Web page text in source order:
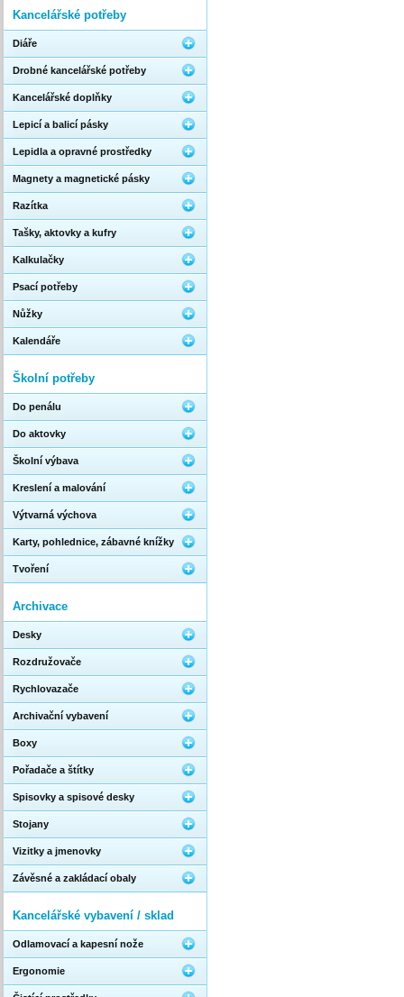
Kancelářské potřeby
Diáře
Drobné kancelářské potřeby
Kancelářské doplňky
Lepicí a balicí pásky
Lepidla a opravné prostředky
Magnety a magnetické pásky
Razítka
Tašky, aktovky a kufry
Kalkulačky
Psací potřeby
Nůžky
Kalendáře
Školní potřeby
Do penálu
Do aktovky
Školní výbava
Kreslení a malování
Výtvarná výchova
Karty, pohlednice, zábavné knížky
Tvoření
Archivace
Desky
Rozdružovače
Rychlovazače
Archivační vybavení
Boxy
Pořadače a štítky
Spisovky a spisové desky
Stojany
Vizitky a jmenovky
Závěsné a zakládací obaly
Kancelářské vybavení / sklad
Odlamovací a kapesní nože
Ergonomie